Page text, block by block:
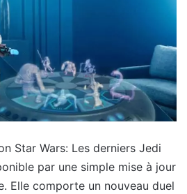
Star Wars: Les derniers Jedi
par une simple mise à jour
Elle comporte un nouveau duel